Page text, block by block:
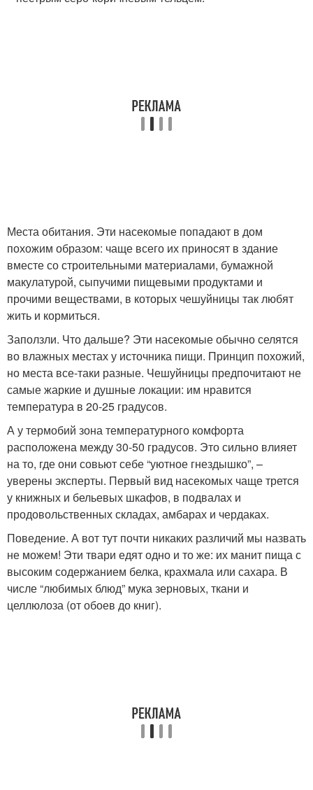
Места обитания. Эти насекомые попадают в дом
похожим образом: чаще всего их приносят в здание
вместе со строительными материалами, бумажной
макулатурой, сыпучими пищевыми продуктами и
прочими веществами, в которых чешуйницы так любят
жить и кормиться.
Заползли. Что дальше? Эти насекомые обычно селятся
во влажных местах у источника пищи. Принцип похожий,
но места все-таки разные. Чешуйницы предпочитают не
самые жаркие и душные локации: им нравится
температура в 20-25 градусов.
А у термобий зона температурного комфорта
расположена между 30-50 градусов. Это сильно влияет
на то, где они совьют себе “уютное гнездышко”, –
уверены эксперты. Первый вид насекомых чаще трется
у книжных и бельевых шкафов, в подвалах и
продовольственных складах, амбарах и чердаках.
Поведение. А вот тут почти никаких различий мы назвать
не можем! Эти твари едят одно и то же: их манит пища с
высоким содержанием белка, крахмала или сахара. В
числе “любимых блюд” мука зерновых, ткани и
целлюлоза (от обоев до книг).